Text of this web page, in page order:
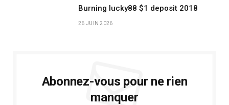
Burning lucky88 $1 deposit 2018
26 JUIN 2026
Abonnez-vous pour ne rien
manquer